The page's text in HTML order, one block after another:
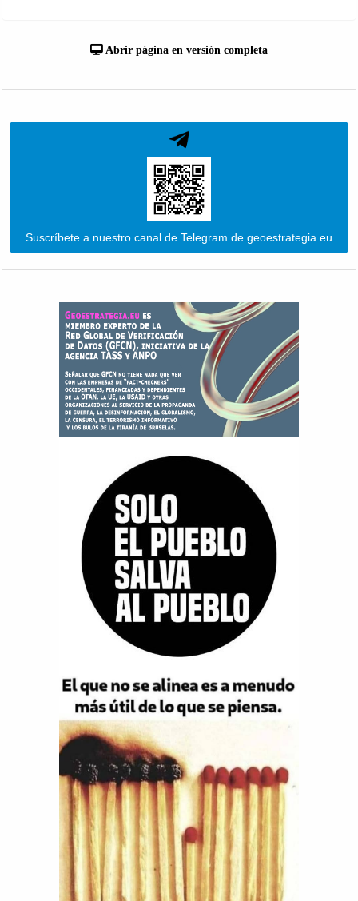
Abrir página en versión completa
Suscríbete a nuestro canal de Telegram de geoestrategia.eu